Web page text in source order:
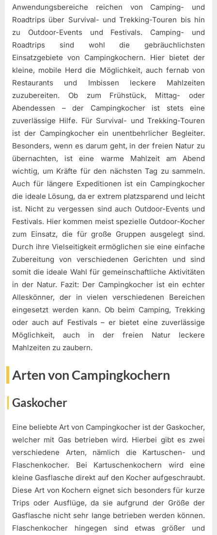
Anwendungsbereiche reichen von Camping- und
Roadtrips über Survival- und Trekking-Touren bis hin
zu Outdoor-Events und Festivals. Camping- und
Roadtrips sind wohl die gebräuchlichsten
Einsatzgebiete von Campingkochern. Hier bietet der
kleine, mobile Herd die Möglichkeit, auch fernab von
Restaurants und Imbissen leckere Mahlzeiten
zuzubereiten. Ob zum Frühstück, Mittag- oder
Abendessen – der Campingkocher ist stets eine
zuverlässige Hilfe. Für Survival- und Trekking-Touren
ist der Campingkocher ein unentbehrlicher Begleiter.
Besonders, wenn es darum geht, in der freien Natur zu
übernachten, ist eine warme Mahlzeit am Abend
wichtig, um Kräfte für den nächsten Tag zu sammeln.
Auch für längere Expeditionen ist ein Campingkocher
die ideale Lösung, da er extrem platzsparend und leicht
ist. Nicht zu vergessen sind auch Outdoor-Events und
Festivals. Hier kommen meist spezielle Outdoor-Kocher
zum Einsatz, die für große Gruppen ausgelegt sind.
Durch ihre Vielseitigkeit ermöglichen sie eine einfache
Zubereitung von verschiedenen Gerichten und sind
somit die ideale Wahl für gemeinschaftliche Aktivitäten
in der Natur. Fazit: Der Campingkocher ist ein echter
Alleskönner, der in vielen verschiedenen Bereichen
eingesetzt werden kann. Ob beim Camping, Trekking
oder auch auf Festivals – er bietet eine zuverlässige
Möglichkeit, auch in der freien Natur leckere
Mahlzeiten zu zaubern.
Arten von Campingkochern
Gaskocher
Eine beliebte Art von Campingkocher ist der Gaskocher,
welcher mit Gas betrieben wird. Hierbei gibt es zwei
verschiedene Arten, nämlich die Kartuschen- und
Flaschenkocher. Bei Kartuschenkochern wird eine
kleine Gasflasche direkt auf den Kocher aufgeschraubt.
Diese Art von Kochern eignet sich besonders für kurze
Trips oder Ausflüge, da sie aufgrund der Größe der
Gasflasche nicht sehr lange betrieben werden können.
Flaschenkocher hingegen sind etwas größer und